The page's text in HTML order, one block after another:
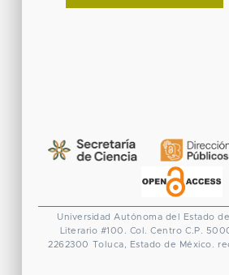
Universidad Autónoma del Estado
Literario #100. Col. Centro C.P.
2262300 Toluca, Estado de México.